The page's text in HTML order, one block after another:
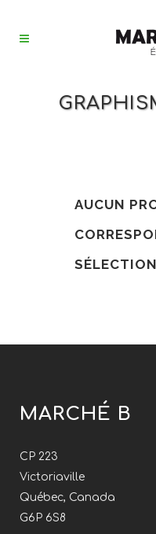
AUCUN
MARCHÉ B
CP 223
Victoriaville
Québec, Canada
G6P 6S8